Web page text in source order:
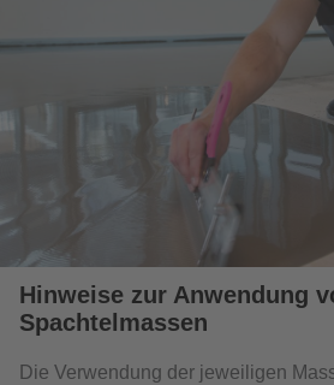
Hinweise zur Anwendung
Spachtelmassen
Die Verwendung der jeweiligen